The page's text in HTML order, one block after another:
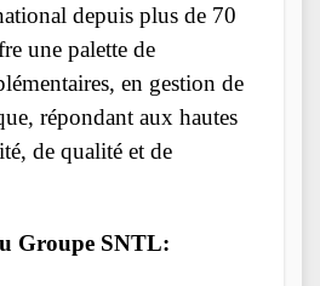
depuis plus de 70
une palette de
en gestion de
répondant aux hautes
de qualité et de
Groupe SNTL: